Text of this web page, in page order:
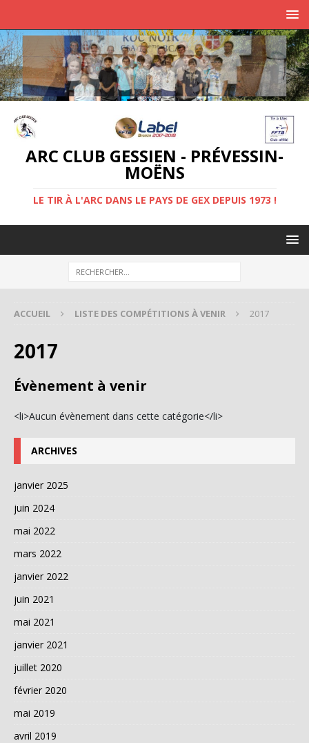
ARC CLUB GESSIEN - PRÉVESSIN-
MOËNS
LE TIR À L'ARC DANS LE PAYS DE GEX DEPUIS 1973 !
ACCUEIL LISTE DES COMPÉTITIONS À VENIR 2017
2017
Évènement à venir
<li>Aucun évènement dans cette catégorie</li>
ARCHIVES
janvier 2025
juin 2024
mai 2022
mars 2022
janvier 2022
juin 2021
mai 2021
janvier 2021
juillet 2020
février 2020
mai 2019
avril 2019